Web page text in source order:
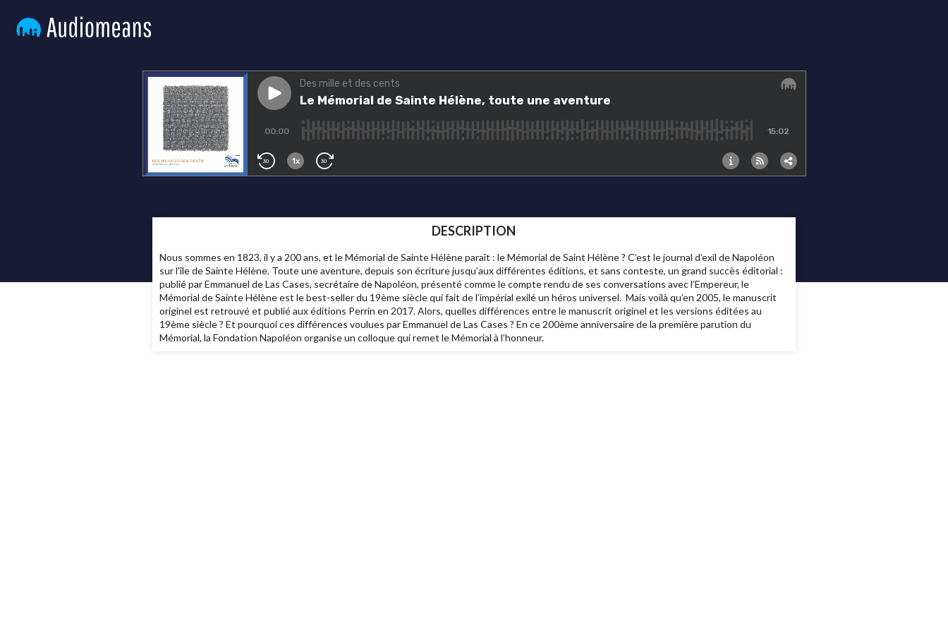
DESCRIPTION
Nous sommes en 1823, il y a 200 ans, et le Mémorial de Sainte Hélène paraît : le Mémorial de Saint Hélène ? C’est le journal d’exil de Napoléon
sur l’île de Sainte Hélène. Toute une aventure, depuis son écriture jusqu’aux différentes éditions, et sans conteste, un grand succès éditorial :
publié par Emmanuel de Las Cases, secrétaire de Napoléon, présenté comme le compte rendu de ses conversations avec l’Empereur, le
Mémorial de Sainte Hélène est le best-seller du 19ème siècle qui fait de l’impérial exilé un héros universel. Mais voilà qu’en 2005, le manuscrit
originel est retrouvé et publié aux éditions Perrin en 2017. Alors, quelles différences entre le manuscrit originel et les versions éditées au
19ème siècle ? Et pourquoi ces différences voulues par Emmanuel de Las Cases ? En ce 200ème anniversaire de la première parution du
Mémorial, la Fondation Napoléon organise un colloque qui remet le Mémorial à l’honneur.